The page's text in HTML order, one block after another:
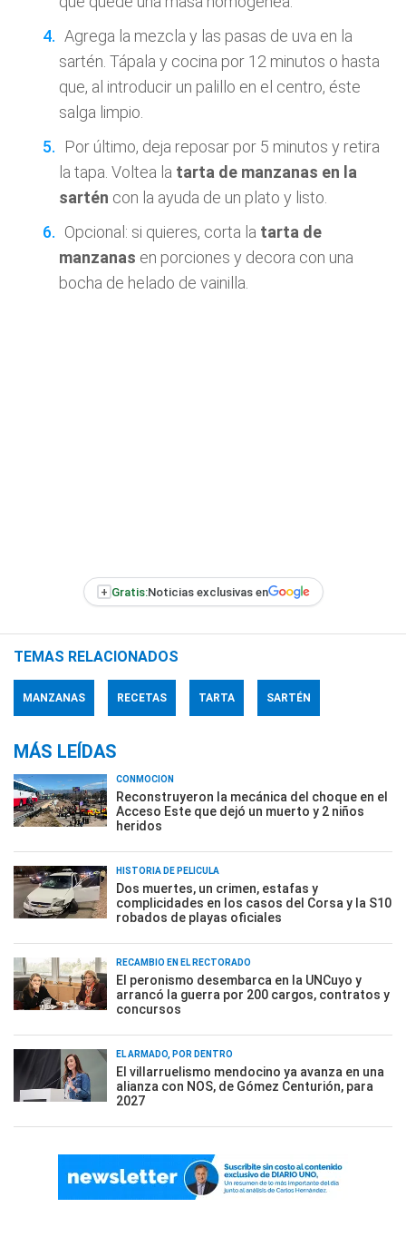
Agrega la mezcla y las pasas de uva en la
sartén. Tápala y cocina por 12 minutos o hasta
que, al introducir un palillo en el centro, éste
salga limpio.
Por último, deja reposar por 5 minutos y retira
la tapa. Voltea la tarta de manzanas en la
sartén con la ayuda de un plato y listo.
Opcional: si quieres, corta la tarta de
manzanas en porciones y decora con una
bocha de helado de vainilla.
+ Gratis:Noticias exclusivas en
TEMAS RELACIONADOS
MANZANAS RECETAS TARTA SARTÉN
MÁS LEÍDAS
CONMOCIÓN
Reconstruyeron la mecánica del choque en el
Acceso Este que dejó un muerto y 2 niños
heridos
HISTORIA DE PELÍCULA
Dos muertes, un crimen, estafas y
complicidades en los casos del Corsa y la S10
robados de playas oficiales
RECAMBIO EN EL RECTORADO
El peronismo desembarca en la UNCuyo y
arrancó la guerra por 200 cargos, contratos y
concursos
EL ARMADO, POR DENTRO
El villarruelismo mendocino ya avanza en una
alianza con NOS, de Gómez Centurión, para
2027